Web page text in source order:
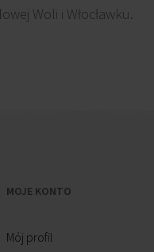
Woli i Włocławku.
MOJE KONTO
Mój profil